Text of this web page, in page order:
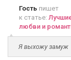
Гость пишет
к статье:
любви и
Я выхожу замуж